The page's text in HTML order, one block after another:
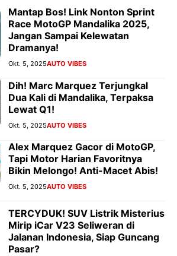
Mantap Bos! Link Nonton Sprint
Race MotoGP Mandalika 2025,
Jangan Sampai Kelewatan
Dramanya!
Okt. 5, 2025AUTO VIBES
Dih! Marc Marquez Terjungkal
Dua Kali di Mandalika, Terpaksa
Lewat Q1!
Okt. 5, 2025AUTO VIBES
Alex Marquez Gacor di MotoGP,
Tapi Motor Harian Favoritnya
Bikin Melongo! Anti-Macet Abis!
Okt. 5, 2025AUTO VIBES
TERCYDUK! SUV Listrik Misterius
Mirip iCar V23 Seliweran di
Jalanan Indonesia, Siap Guncang
Pasar?